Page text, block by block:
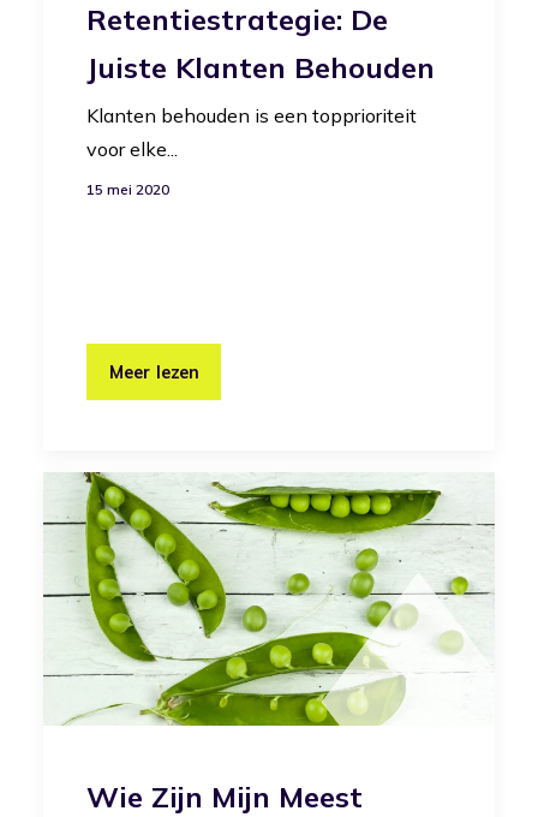
Retentiestrategie: De
Juiste Klanten Behouden
Klanten behouden is een topprioriteit
voor elke...
15 mei 2020
Meer lezen
Wie Zijn Mijn Meest